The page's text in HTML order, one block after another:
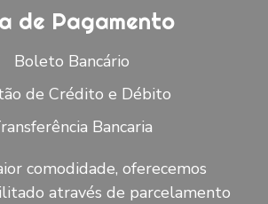
de Pagamento
Boleto Bancário
de Crédito e Débito
Bancaria
comodidade, oferecemos
através de parcelamento